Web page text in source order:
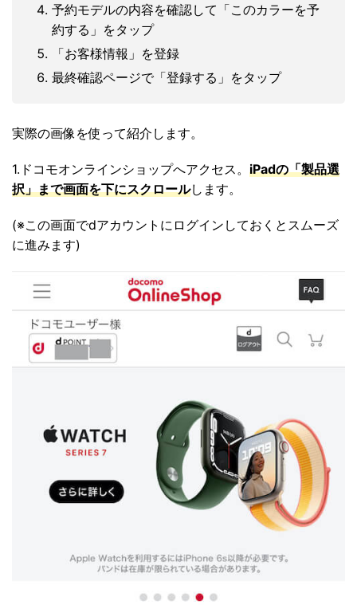
予約モデルの内容を確認して「このカラーを予
約する」をタップ
「お客様情報」を登録
最終確認ページで「登録する」をタップ
実際の画像を使って紹介します。
1.ドコモオンラインショップへアクセス。 iPadの「製品選
択」まで画面を下にスクロールします。
(※この画面でdアカウントにログインしておくとスムーズ
に進みます)